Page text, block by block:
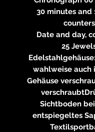
30 minutes and
counters
Date and day,
25
wahlweise auch
Gehäuse
Sichtboden
entspiegeltes